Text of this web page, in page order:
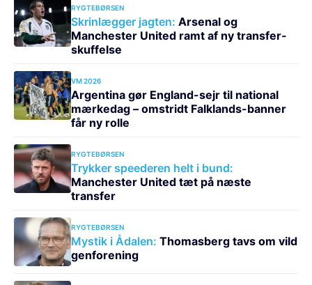
RYGTEBØRSEN
Skrinlægger jagten: Arsenal og
Manchester United ramt af ny transfer-
skuffelse
VM 2026
Argentina gør England-sejr til national
mærkedag – omstridt Falklands-banner
får ny rolle
RYGTEBØRSEN
Trykker speederen helt i bund:
Manchester United tæt på næste
transfer
RYGTEBØRSEN
Mystik i Ådalen: Thomasberg tavs om vild
genforening